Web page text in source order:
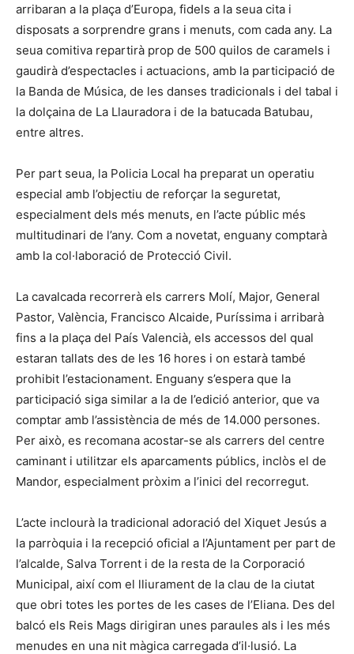
arribaran a la plaça d’Europa, fidels a la seua cita i
disposats a sorprendre grans i menuts, com cada any. La
seua comitiva repartirà prop de 500 quilos de caramels i
gaudirà d’espectacles i actuacions, amb la participació de
la Banda de Música, de les danses tradicionals i del tabal i
la dolçaina de La Llauradora i de la batucada Batubau,
entre altres.
Per part seua, la Policia Local ha preparat un operatiu
especial amb l’objectiu de reforçar la seguretat,
especialment dels més menuts, en l’acte públic més
multitudinari de l’any. Com a novetat, enguany comptarà
amb la col·laboració de Protecció Civil.
La cavalcada recorrerà els carrers Molí, Major, General
Pastor, València, Francisco Alcaide, Puríssima i arribarà
fins a la plaça del País Valencià, els accessos del qual
estaran tallats des de les 16 hores i on estarà també
prohibit l’estacionament. Enguany s’espera que la
participació siga similar a la de l’edició anterior, que va
comptar amb l’assistència de més de 14.000 persones.
Per això, es recomana acostar-se als carrers del centre
caminant i utilitzar els aparcaments públics, inclòs el de
Mandor, especialment pròxim a l’inici del recorregut.
L’acte inclourà la tradicional adoració del Xiquet Jesús a
la parròquia i la recepció oficial a l’Ajuntament per part de
l’alcalde, Salva Torrent i de la resta de la Corporació
Municipal, així com el lliurament de la clau de la ciutat
que obri totes les portes de les cases de l’Eliana. Des del
balcó els Reis Mags dirigiran unes paraules als i les més
menudes en una nit màgica carregada d’il·lusió. La